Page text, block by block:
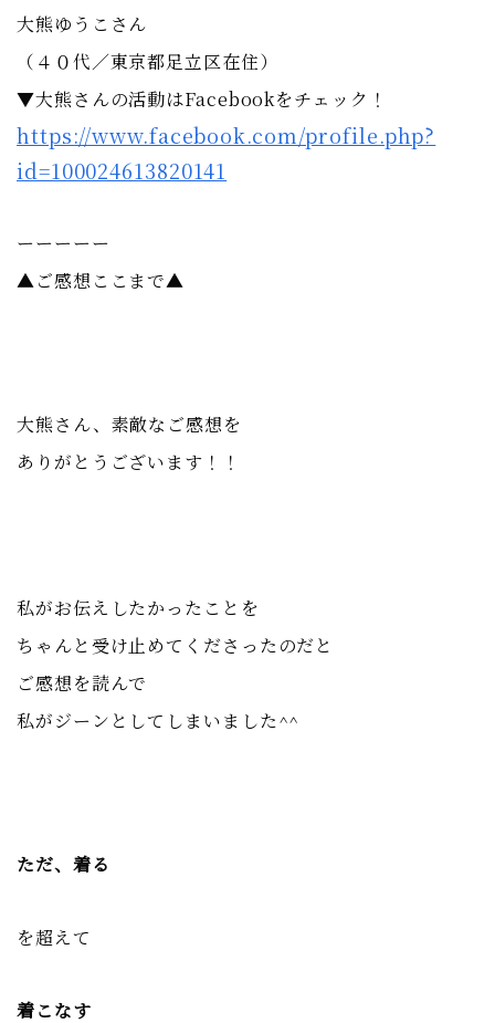
大熊ゆうこさん
（４０代／東京都足立区在住）
▼大熊さんの活動はFacebookをチェック！
https://www.facebook.com/profile.php?
id=100024613820141
ーーーーー
▲ご感想ここまで▲
大熊さん、素敵なご感想を
ありがとうございます！！
私がお伝えしたかったことを
ちゃんと受け止めてくださったのだと
ご感想を読んで
私がジーンとしてしまいました^^
ただ、着る
を超えて
着こなす